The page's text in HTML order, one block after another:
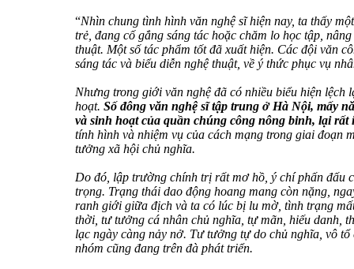
“Nhìn chung tình hình văn nghệ sĩ hiện nay, ta thấy
trẻ, đang cố gắng sáng tác hoặc chăm lo học tập,
thuật. Một số tác phẩm tốt đã xuất hiện. Các đội văn
sáng tác và biểu diễn nghệ thuật, về ý thức phục vụ
Nhưng trong giới văn nghệ đã có nhiều biểu hiện lệch
hoạt. Số đông văn nghệ sĩ tập trung ở Hà Nội, mấy
và sinh hoạt của quần chúng công nông binh, lại rất
tính hình và nhiệm vụ của cách mạng trong giai đoạn
tưởng xã hội chủ nghĩa.
Do đó, lập trường chính trị rất mơ hồ, ý chí phấn đấu
trọng. Trạng thái dao động hoang mang còn nặng,
ranh giới giữa địch và ta có lúc bị lu mờ, tình trạng
thời, tư tưởng cá nhân chủ nghĩa, tự mãn, hiếu danh,
lạc ngày càng nảy nở. Tư tưởng tự do chủ nghĩa, vô
nhóm cũng đang trên đà phát triển.